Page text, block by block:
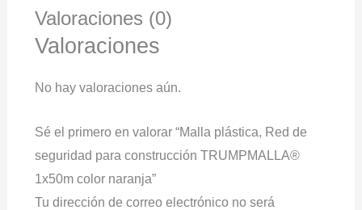
Valoraciones (0)
Valoraciones
No hay valoraciones aún.
Sé el primero en valorar “Malla plástica, Red de
seguridad para construcción TRUMPMALLA®
1x50m color naranja”
Tu dirección de correo electrónico no será